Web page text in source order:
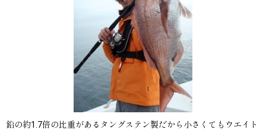
鉛の約1.7倍の比重があるタングステン製だから小さくてもウエイト